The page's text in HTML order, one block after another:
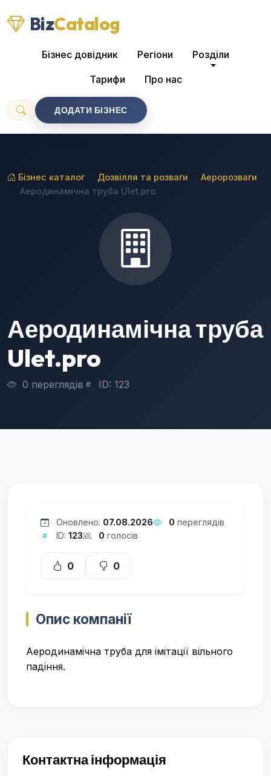
BizCatalog
Бізнес довідник Регіони Розділи
Тарифи Про нас
ДОДАТИ БІЗНЕС
Бізнес каталог Дозвілля та розваги
Аеророзваги
Аеродинамічна труба Ulet.pro
Аеродинамічна труба
Ulet.pro
0 переглядів ID: 123
Оновлено: 07.08.2026 0 переглядів
ID: 123 0 голосів
0 0
Опис компанії
Аеродинамічна труба для імітації вільного
падіння.
Контактна інформація